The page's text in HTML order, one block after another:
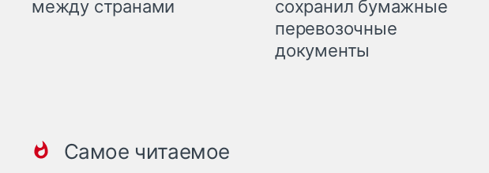
между странами
сохранил бумажные
перевозочные
документы
Самое читаемое